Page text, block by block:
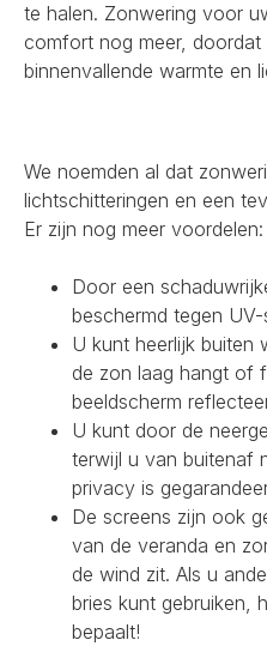
te halen. Zonwering voor
comfort nog meer,
binnenvallende warmte en
We noemden al dat
lichtschitteringen en een
Er zijn nog meer voordelen:
Door een
beschermd tegen UV-
U kunt heerlijk buiten
de zon laag hangt of
beeldscherm
U kunt door de
terwijl u van buitenaf
privacy is
De screens zijn ook
van de veranda en
de wind zit. Als u
bries kunt gebruiken,
bepaalt!